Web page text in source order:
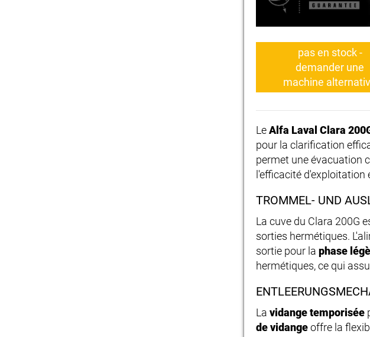
pas en stock -
demander une
machine
LeAlfa Laval Clara
pour la clarification
permet une évacuation
l'efficacité d'exploitation
TROMMEL- UND
La cuve du Clara 200G
sorties hermétiques.
sortie pour la phase
hermétiques, ce qui
La vidange temporisée
de vidangeoffre la